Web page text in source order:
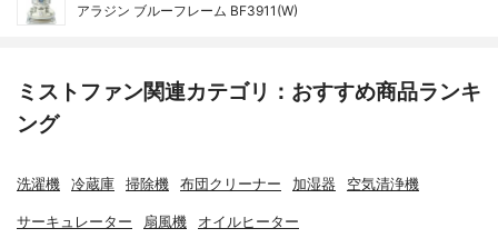
アラジン ブルーフレーム BF3911(W)
ミストファン関連カテゴリ：おすすめ商品ランキ
ング
洗濯機 冷蔵庫 掃除機 布団クリーナー 加湿器 空気清浄機
サーキュレーター 扇風機 オイルヒーター